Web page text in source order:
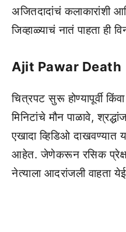
अजितदादांचं कलाकारांशी
जिव्हाळ्याचं नातं पाहता ही
Ajit Pawar Death
चित्रपट सुरू होण्यापूर्वी
मिनिटांचे मौन पाळावे,
एखादा व्हिडिओ
आहेत. जेणेकरून रसिक
नेत्याला आदरांजली वाहता